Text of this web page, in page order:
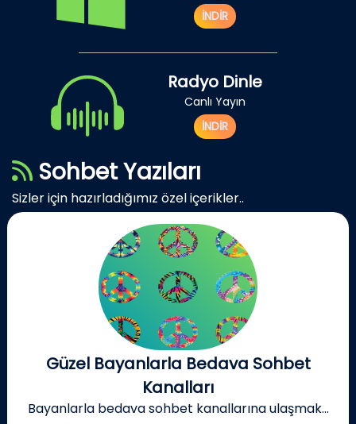
İNDİR
Radyo Dinle
Canlı Yayın
İNDİR
Sohbet Yazıları
Sizler için hazırladığımız özel içerikler..
Güzel Bayanlarla Bedava Sohbet
Kanalları
Bayanlarla bedava sohbet kanallarına ulaşmak...